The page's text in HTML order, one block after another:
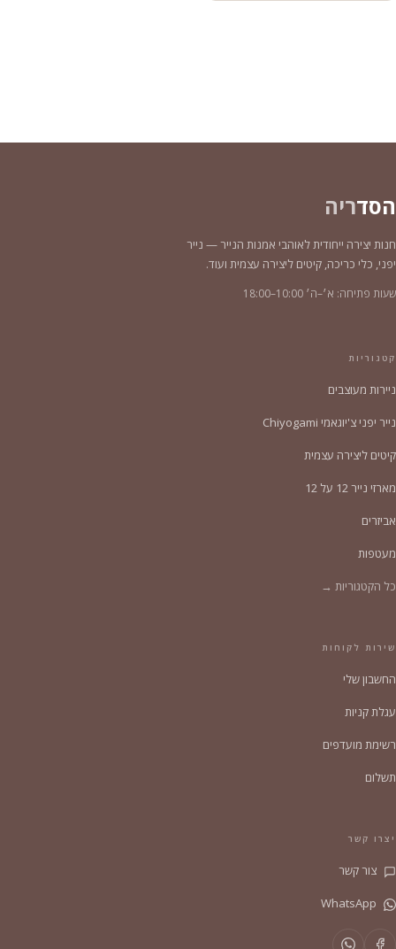
הסדריה
חנות יצירה ייחודית לאוהבי אמנות הנייר — נייר
יפני, כלי כריכה, קיטים ליצירה עצמית ועוד.
שעות פתיחה: א׳–ה׳ 10:00–18:00
קטגוריות
ניירות מעוצבים
נייר יפני צ'יוגאמי Chiyogami
קיטים ליצירה עצמית
מארזי נייר 12 על 12
אביזרים
מעטפות
כל הקטגוריות →
שירות לקוחות
החשבון שלי
עגלת קניות
רשימת מועדפים
תשלום
יצרו קשר
צור קשר